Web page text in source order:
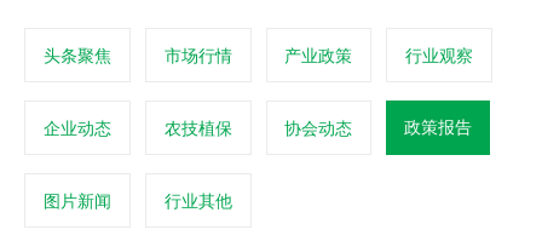
头条聚焦 市场行情 产业政策 行业观察
企业动态 农技植保 协会动态 政策报告
图片新闻 行业其他